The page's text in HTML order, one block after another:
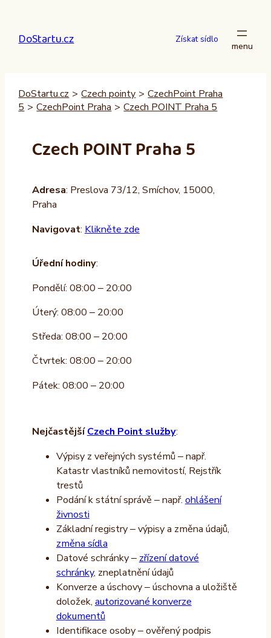
obsah
DoStartu.cz Získat sídlo
DoStartu.cz > Czech pointy > CzechPoint Praha
5 > CzechPoint Praha > Czech POINT Praha 5
Czech POINT Praha 5
Adresa: Preslova 73/12, Smíchov, 15000,
Praha
Navigovat: Klikněte zde
Úřední hodiny:
Pondělí: 08:00 – 20:00
Úterý: 08:00 – 20:00
Středa: 08:00 – 20:00
Čtvrtek: 08:00 – 20:00
Pátek: 08:00 – 20:00
NejčastějšíCzech Point služby:
Výpisy z veřejných systémů – např.
Katastr vlastníků nemovitostí, Rejstřík
trestů
Podání k státní správě – např. ohlášení
živnosti
Základní registry – výpisy a změna údajů,
změna sídla
Datové schránky – zřízení datové
schránky, zneplatnění údajů
Konverze a úschovy – úschovna a uložiště
doložek, autorizované konverze
dokumentů
Identifikace osoby – ověřený podpis